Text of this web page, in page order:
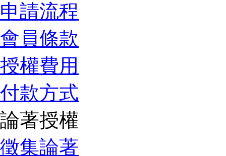
申請流程
會員條款
授權費用
付款方式
論著授權
徵集論著